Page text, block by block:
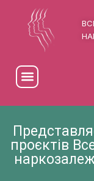
проєктів